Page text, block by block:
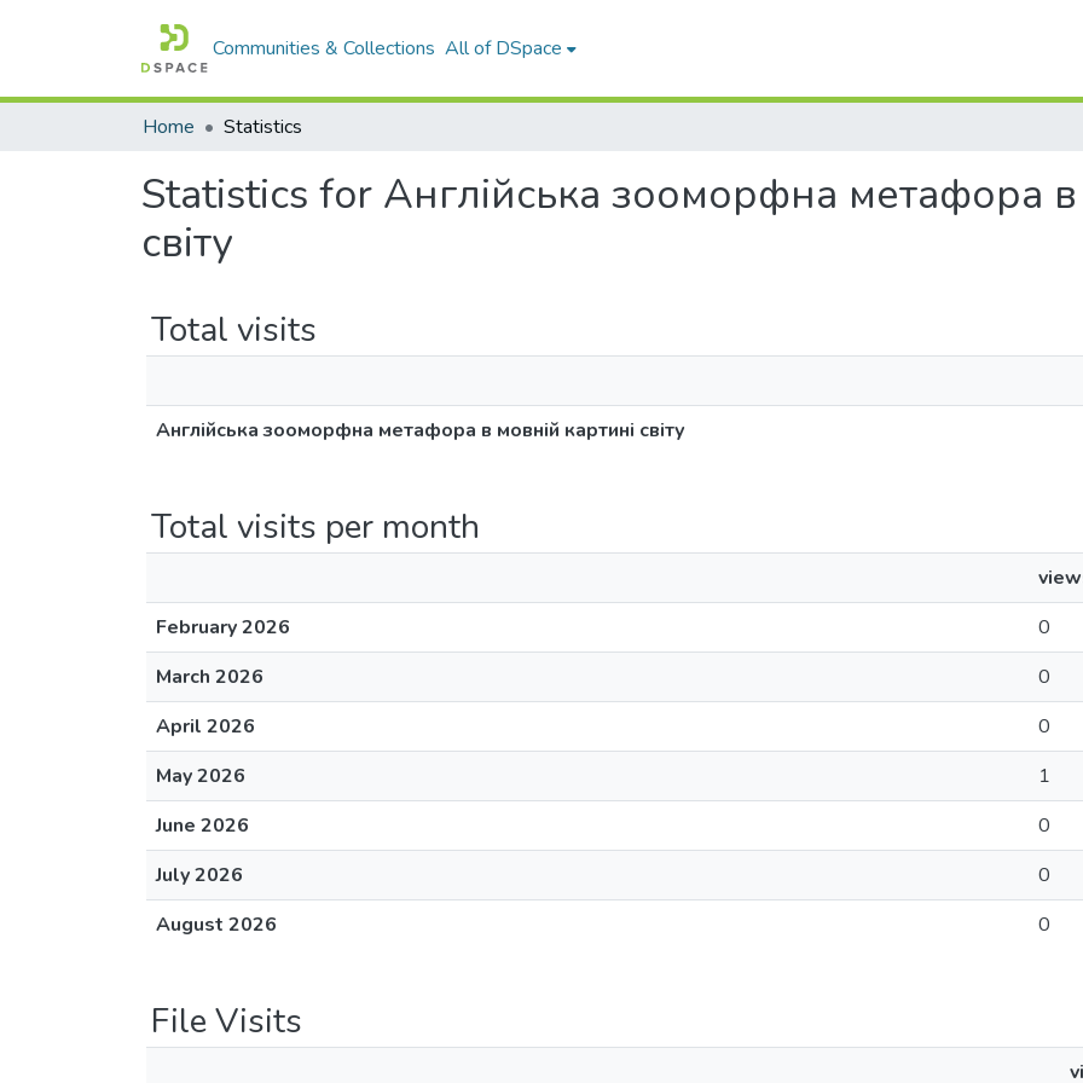
Communities & Collections All of DSpace
Home Statistics
Statistics for Англійська зооморфна метафора в
світу
Total visits
Англійська зооморфна метафора в мовній картині світу
Total visits per month
February 2026
0
March 2026
0
April 2026
0
May 2026
1
June 2026
0
July 2026
0
August 2026
0
File Visits